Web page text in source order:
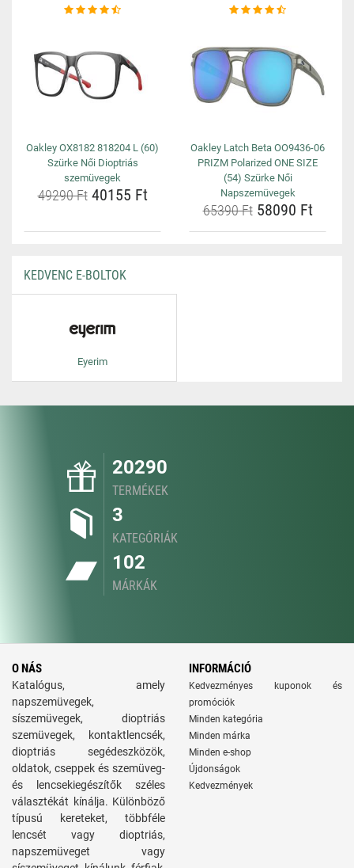
Oakley OX8182 818204 L (60)
Szürke Női Dioptriás
szemüvegek
49290 Ft40155 Ft
Oakley Latch Beta OO9436-06
PRIZM Polarized ONE SIZE
(54) Szürke Női
Napszemüvegek
65390 Ft58090 Ft
KEDVENC E-BOLTOK
Eyerim
20290
TERMÉKEK
3
KATEGÓRIÁK
102
MÁRKÁK
O NÁS
Katalógus, amely
napszemüvegek,
síszemüvegek, dioptriás
szemüvegek, kontaktlencsék,
dioptriás segédeszközök,
oldatok, cseppek és szemüveg-
és lencsekiegészítők széles
választékát kínálja. Különböző
típusú kereteket, többféle
lencsét vagy dioptriás,
napszemüveget vagy
INFORMÁCIÓ
Kedvezményes kuponok és
promóciók
Minden kategória
Minden márka
Minden e-shop
Újdonságok
Kedvezmények